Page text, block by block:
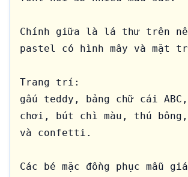
Chính giữa là lá thư trên
pastel có hình mây và mặt
Trang trí:
gấu teddy, bảng chữ cái
chơi, bút chì màu, thú bông,
và confetti.
Các bé mặc đồng phục mẫu